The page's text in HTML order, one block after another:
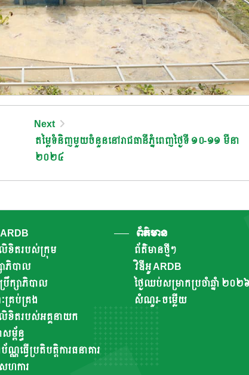
Next
តម្លៃទំនិញមួយចំនួននៅរាជធានីភ្នំពេញថ្ងៃទី ១០-១១ មីនា
២០២៤
ខិតរបស់ក្រុម
ាភិបាល
រឹក្សាភិបាល
រប់គ្រង
ខិតរបស់អគ្គនាយក
ម្ព័ន្ធ
ប័ណ្ណធ្វើប្រតិបត្តិការធនាគារ
ហការ
ព័ត៌មាន
ព័ត៌មានថ្មីៗ
វិឌីអូ ARDB
ថ្ងៃឈប់សម្រាកប្រចាំឆ្នាំ ២០២៦
សំណួរ-ចម្លើយ